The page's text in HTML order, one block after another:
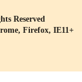
Reserved
Firefox, IE11+